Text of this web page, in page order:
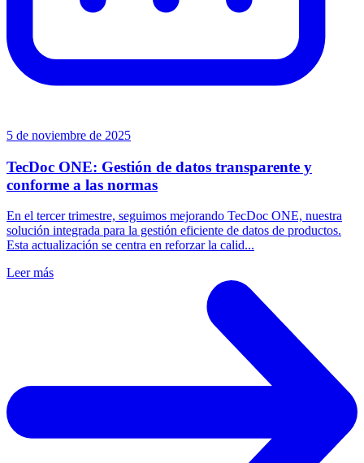
5 de noviembre de 2025
TecDoc ONE: Gestión de datos transparente y
conforme a las normas
En el tercer trimestre, seguimos mejorando TecDoc ONE, nuestra
solución integrada para la gestión eficiente de datos de productos.
Esta actualización se centra en reforzar la calid...
Leer más